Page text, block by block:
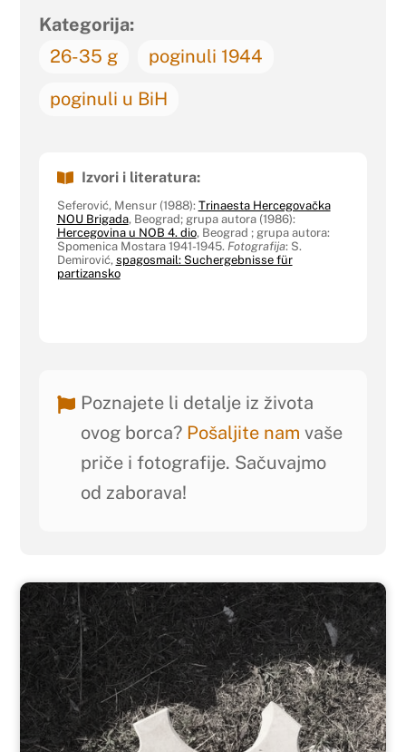
Kategorija:
26-35 g
poginuli 1944
poginuli u BiH
Izvori i literatura:
Seferović, Mensur (1988): Trinaesta Hercegovačka
NOU Brigada, Beograd; grupa autora (1986):
Hercegovina u NOB 4. dio, Beograd ; grupa autora:
Spomenica Mostara 1941-1945. Fotografija: S.
Demirović, spagosmail: Suchergebnisse für
partizansko
Poznajete li detalje iz života
ovog borca? Pošaljite nam vaše
priče i fotografije. Sačuvajmo
od zaborava!